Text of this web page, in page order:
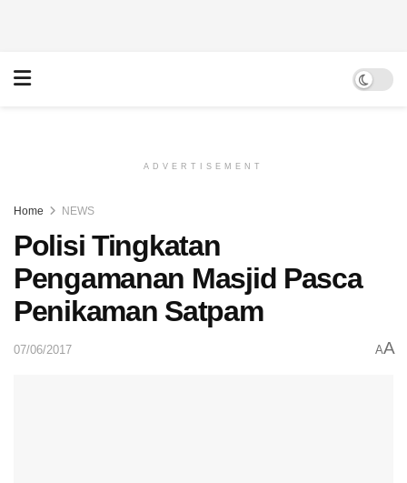
ADVERTISEMENT
Home NEWS
Polisi Tingkatan
Pengamanan Masjid Pasca
Penikaman Satpam
07/06/2017 AA